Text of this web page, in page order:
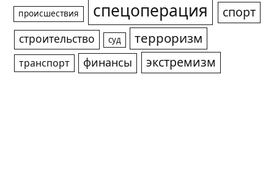
происшествия спецоперация спорт
строительство суд терроризм
транспорт финансы экстремизм